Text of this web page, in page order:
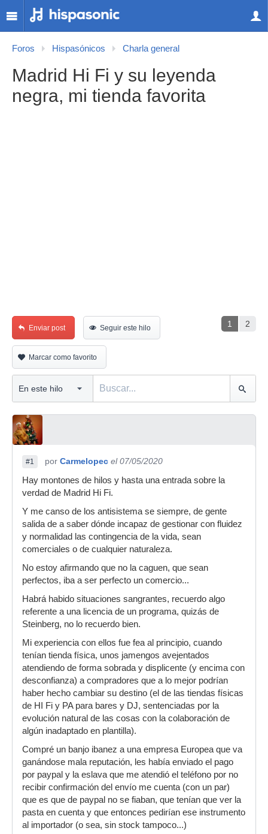
Foros Hispasónicos Charla general
Madrid Hi Fi y su leyenda
negra, mi tienda favorita
1 2
Enviar post Seguir este hilo
Marcar como favorito
#1 por Carmelopec el 07/05/2020
Hay montones de hilos y hasta una entrada sobre la
verdad de Madrid Hi Fi.
Y me canso de los antisistema se siempre, de gente
salida de a saber dónde incapaz de gestionar con fluidez
y normalidad las contingencia de la vida, sean
comerciales o de cualquier naturaleza.
No estoy afirmando que no la caguen, que sean
perfectos, iba a ser perfecto un comercio...
Habrá habido situaciones sangrantes, recuerdo algo
referente a una licencia de un programa, quizás de
Steinberg, no lo recuerdo bien.
Mi experiencia con ellos fue fea al principio, cuando
tenían tienda física, unos jamengos avejentados
atendiendo de forma sobrada y displicente (y encima con
desconfianza) a compradores que a lo mejor podrían
haber hecho cambiar su destino (el de las tiendas físicas
de HI Fi y PA para bares y DJ, sentenciadas por la
evolución natural de las cosas con la colaboración de
algún inadaptado en plantilla).
Compré un banjo ibanez a una empresa Europea que va
ganándose mala reputación, les había enviado el pago
por paypal y la eslava que me atendió el teléfono por no
recibir confirmación del envío me cuenta (con un par)
que es que de paypal no se fiaban, que tenían que ver la
pasta en cuenta y que entonces pedirían ese instrumento
al importador (o sea, sin stock tampoco...)